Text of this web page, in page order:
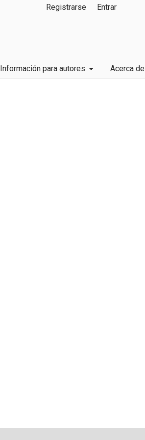
Información para autores Acerca de
Registrarse Entrar